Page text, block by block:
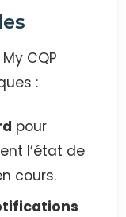
CQP
:
pour
l’état de
cours.